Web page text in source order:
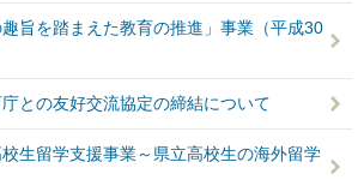
趣旨を踏まえた教育の推進」事業（平成30
との友好交流協定の締結について
生留学支援事業～県立高校生の海外留学